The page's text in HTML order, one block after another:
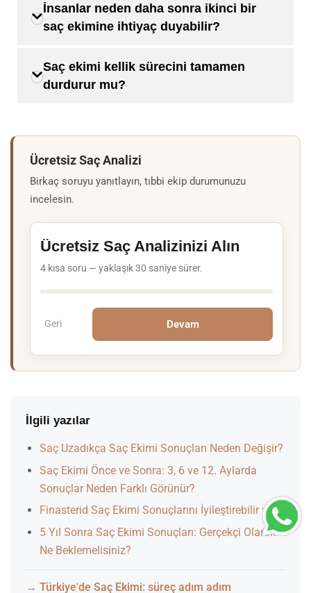
İnsanlar neden daha sonra ikinci bir
saç ekimine ihtiyaç duyabilir?
Saç ekimi kellik sürecini tamamen
durdurur mu?
Ücretsiz Saç Analizi
Birkaç soruyu yanıtlayın, tıbbi ekip durumunuzu
incelesin.
Ücretsiz Saç Analizinizi Alın
4 kısa soru — yaklaşık 30 saniye sürer.
Geri Devam
İlgili yazılar
Saç Uzadıkça Saç Ekimi Sonuçları Neden Değişir?
Saç Ekimi Önce ve Sonra: 3, 6 ve 12. Aylarda
Sonuçlar Neden Farklı Görünür?
Finasterid Saç Ekimi Sonuçlarını İyileştirebilir mi?
5 Yıl Sonra Saç Ekimi Sonuçları: Gerçekçi Olarak
Ne Beklemelisiniz?
Türkiye'de Saç Ekimi: süreç adım adım